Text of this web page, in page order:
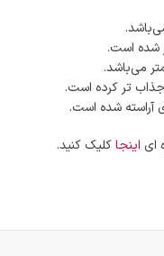
امکان‌پذیر
می‌شود.
شده است.
تر کرده است.
آراسته شده است.
ای اینجاکلیک کنید.